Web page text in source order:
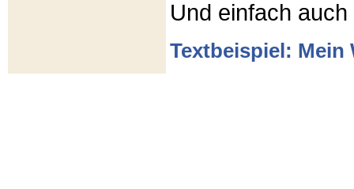
Und einfach
Textbeispiel: Mein